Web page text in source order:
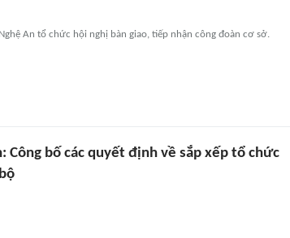
An tổ chức hội nghị bàn giao, tiếp nhận công đoàn cơ sở.
Công bố các quyết định về sắp xếp tổ chức